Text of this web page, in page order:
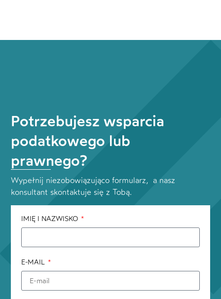
Potrzebujesz wsparcia
podatkowego lub
prawnego?
Wypełnij niezobowiązująco formularz, a nasz
konsultant skontaktuje się z Tobą.
IMIĘ I NAZWISKO
E-MAIL